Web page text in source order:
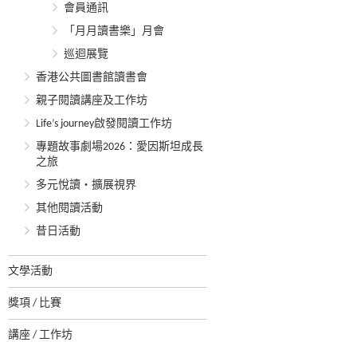
會員通訊
「月月讀書樂」月會
巡迴展覽
香港公共圖書館讀書會
親子閱讀講座及工作坊
Life’s journey啟發閱讀工作坊
專題故事劇場2026：愛因斯坦成長
之旅
多元悅讀‧擴展視界
其他閱讀活動
昔日活動
文學活動
獎項 / 比賽
講座 / 工作坊